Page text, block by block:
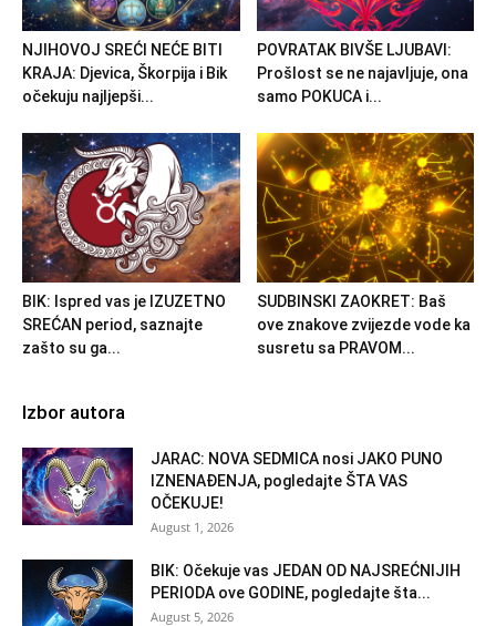
NJIHOVOJ SREĆI NEĆE BITI
KRAJA: Djevica, Škorpija i Bik
očekuju najljepši...
POVRATAK BIVŠE LJUBAVI:
Prošlost se ne najavljuje, ona
samo POKUCA i...
BIK: Ispred vas je IZUZETNO
SREĆAN period, saznajte
zašto su ga...
SUDBINSKI ZAOKRET: Baš
ove znakove zvijezde vode ka
susretu sa PRAVOM...
Izbor autora
JARAC: NOVA SEDMICA nosi JAKO PUNO
IZNENAĐENJA, pogledajte ŠTA VAS
OČEKUJE!
August 1, 2026
BIK: Očekuje vas JEDAN OD NAJSREĆNIJIH
PERIODA ove GODINE, pogledajte šta...
August 5, 2026